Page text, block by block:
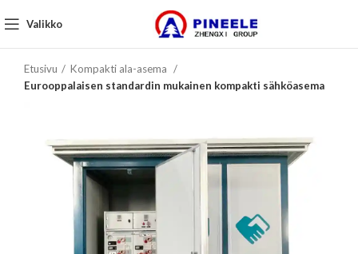
Valikko
Etusivu
Kompakti ala-asema
Eurooppalaisen standardin mukainen kompakti sähköasema